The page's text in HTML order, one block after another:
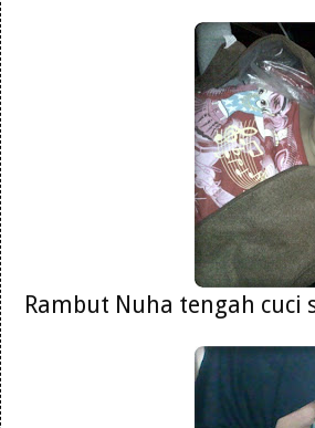
Rambut Nuha tengah